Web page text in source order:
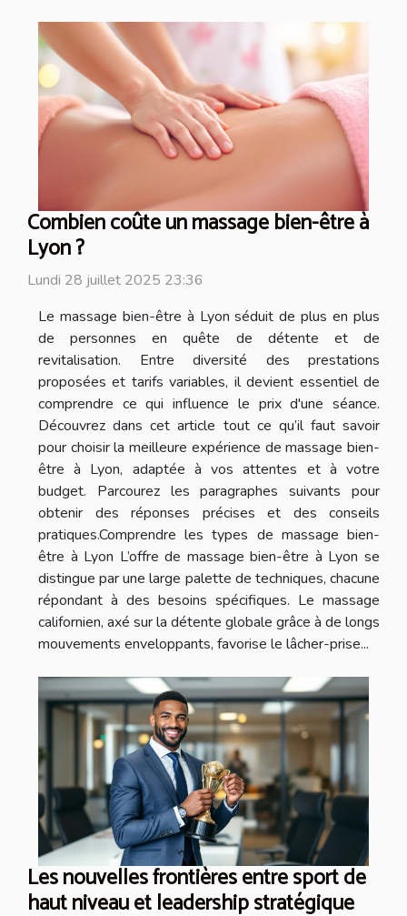
Combien coûte un massage bien-être à
Lyon ?
Lundi 28 juillet 2025 23:36
Le massage bien-être à Lyon séduit de plus en plus
de personnes en quête de détente et de
revitalisation. Entre diversité des prestations
proposées et tarifs variables, il devient essentiel de
comprendre ce qui influence le prix d'une séance.
Découvrez dans cet article tout ce qu’il faut savoir
pour choisir la meilleure expérience de massage bien-
être à Lyon, adaptée à vos attentes et à votre
budget. Parcourez les paragraphes suivants pour
obtenir des réponses précises et des conseils
pratiques.Comprendre les types de massage bien-
être à Lyon L’offre de massage bien-être à Lyon se
distingue par une large palette de techniques, chacune
répondant à des besoins spécifiques. Le massage
californien, axé sur la détente globale grâce à de longs
mouvements enveloppants, favorise le lâcher-prise...
Les nouvelles frontières entre sport de
haut niveau et leadership stratégique